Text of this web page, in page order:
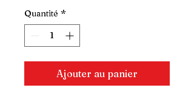
Quantité *
Ajouter au panier